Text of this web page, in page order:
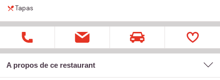
Tapas
A propos de ce restaurant